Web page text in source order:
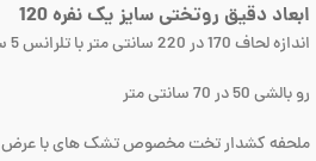
ابعاد دقیق روتختی سایز یک نفره 120
اندازه لحاف 170 در 220 سانتی متر با تلرانس 5 سانتی متر
رو بالشی 50 در 70 سانتی متر
ملحفه کشدار تخت مخصوص تشک های با عرض 120